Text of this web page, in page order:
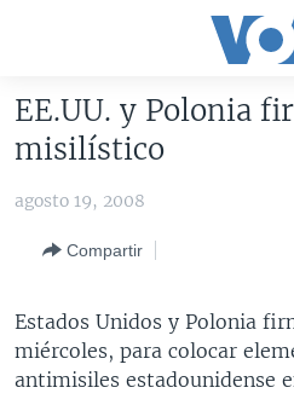
accesibilidad
principal
Salte
principal
Salte
AMÉRICA DEL NORTE
MÉXICO
HAITÍ
ELECCIONES EEUU
VOTO DIVIDIDO
VOA VERIFICA
VOA VERIFICA UCRANIA/RUSIA
VOA VERIFICA AMÉRICA LATINA
AMÉRICA LATINA
BOLIVIA
COLOMBIA
CENTROAMÉRICA
COSTA RICA
OTRAS SECCIONES
EE.UU. y Polonia
misilístico
agosto 19, 2008
Compartir
Estados Unidos y Polonia
miércoles, para colocar
antimisiles estadounidense